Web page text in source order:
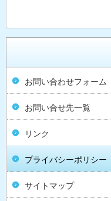
お問い合わせフォーム
お問い合せ先一覧
リンク
プライバシーポリシー
サイトマップ